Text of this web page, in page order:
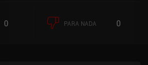
0 PARA NADA 0